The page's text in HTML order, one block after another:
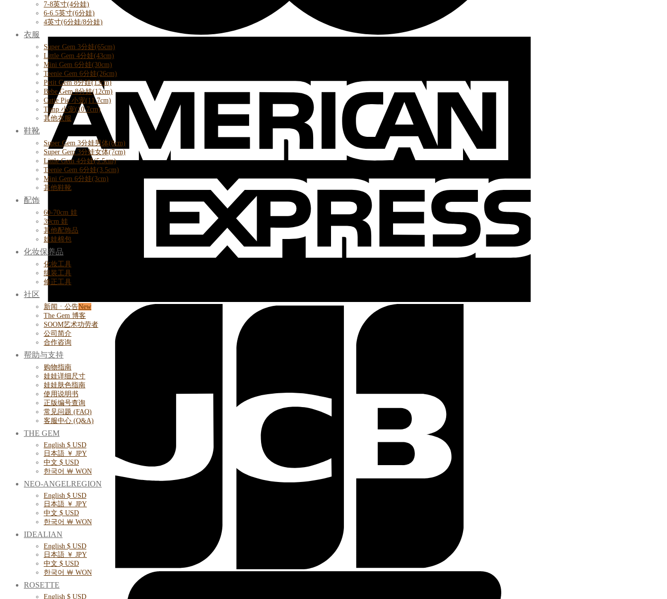
7-8英寸(4分娃)
6-6.5英寸(6分娃)
4英寸(6分娃/8分娃)
衣服
Super Gem 3分娃(65cm)
Little Gem 4分娃(43cm)
Mini Gem 6分娃(30cm)
Teenie Gem 6分娃(26cm)
Petit Gem 8分娃(13cm)
Bebe Gem 8分娃(12cm)
Cutie Pie 小宠(11.7cm)
Timp 小宠(10.7cm)
其他衣服
鞋靴
Super Gem 3分娃男体(8cm)
Super Gem 3分娃女体(7cm)
Little Gem 4分娃(5.5cm)
Teenie Gem 6分娃(3.5cm)
Mini Gem 6分娃(3cm)
其他鞋靴
配饰
60-70cm 娃
39cm 娃
其他配饰品
娃娃棉包
化妆保养品
化妆工具
组装工具
修正工具
社区
新闻ㆍ公告
The Gem 博客
SOOM艺术功劳者
公司简介
合作咨询
帮助与支持
购物指南
娃娃详细尺寸
娃娃肤色指南
使用说明书
正版编号查询
常见问题 (FAQ)
客服中心 (Q&A)
THE GEM
English $ USD
日本語 ￥ JPY
中文 $ USD
한국어 ￦ WON
NEO-ANGELREGION
English $ USD
日本語 ￥ JPY
中文 $ USD
한국어 ￦ WON
IDEALIAN
English $ USD
日本語 ￥ JPY
中文 $ USD
한국어 ￦ WON
ROSETTE
English $ USD